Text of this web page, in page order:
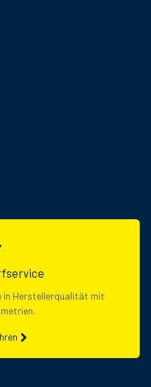
in Herstellerqualität mit